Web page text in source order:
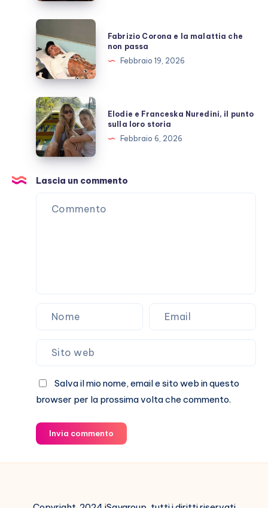
costruita
con
Stefano
De
Martino
Fabrizio
Corona
e
la
malattia
che
non
passa
Fabrizio Corona e la malattia che
non passa
Febbraio 19, 2026
Elodie
e
Franceska
Nuredini,
punto
sulla
Elodie e Franceska Nuredini, il punto
sulla loro storia
Febbraio 6, 2026
Lascia un commento
Salva il mio nome, email e sito web in questo
browser per la prossima volta che commento.
Invia commento